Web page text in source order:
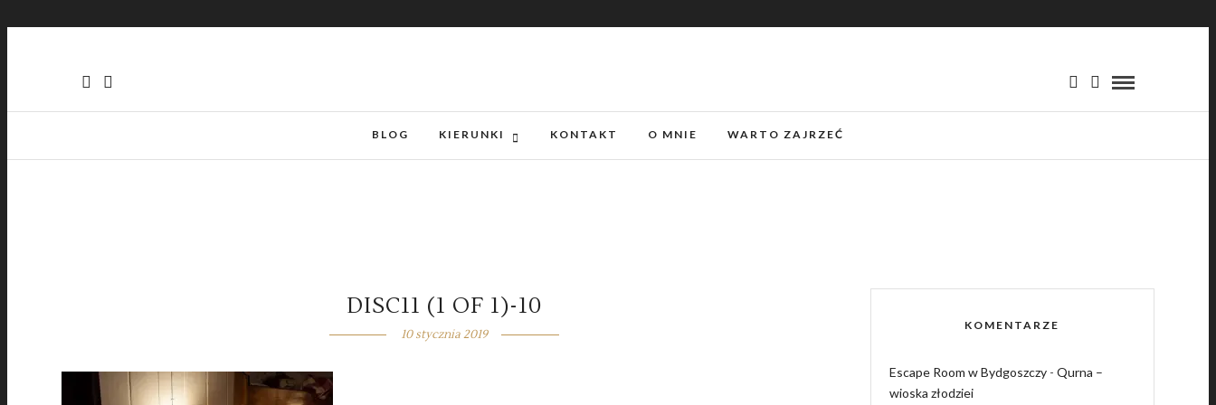
BLOG KIERUNKI KONTAKT O MNIE WARTO ZAJRZEĆ
DISC11 (1 OF 1)-10
10 stycznia 2019
KOMENTARZE
Escape Room w Bydgoszczy- Qurna –
wioska złodziei